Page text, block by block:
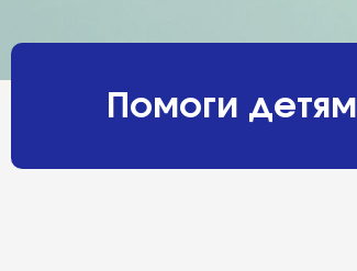
Помоги детям